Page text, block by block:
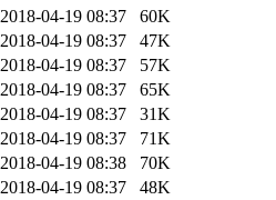
2018-04-19 08:37
60K
2018-04-19 08:37
47K
2018-04-19 08:37
57K
2018-04-19 08:37
65K
2018-04-19 08:37
31K
2018-04-19 08:37
71K
2018-04-19 08:38
70K
2018-04-19 08:37
48K